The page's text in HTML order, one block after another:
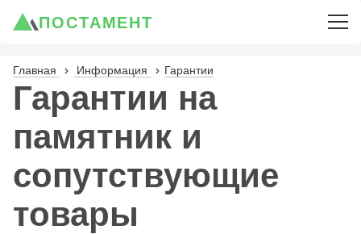
ПОСТАМЕНТ
Главная Информация Гарантии
Гарантии на
памятник и
сопутствующие
товары